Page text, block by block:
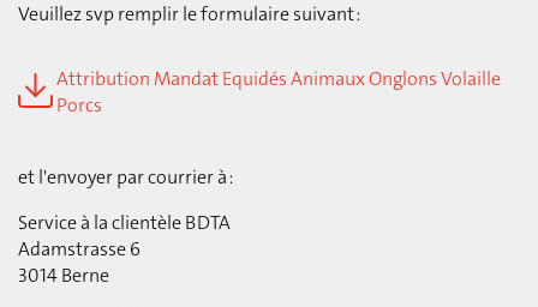
Veuillez svp remplir le formulaire suivant :
Attribution Mandat Equidés Animaux Onglons Volaille
Porcs
et l'envoyer par courrier à :
Service à la clientèle BDTA
Adamstrasse 6
3014 Berne